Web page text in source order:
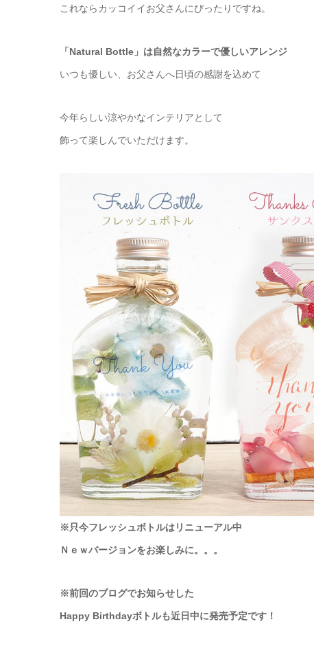
これならカッコイイお父さんにぴったりですね。
「Natural Bottle」は自然なカラーで優しいアレンジ
いつも優しい、お父さんへ日頃の感謝を込めて
今年らしい涼やかなインテリアとして
飾って楽しんでいただけます。
※只今フレッシュボトルはリニューアル中
Ｎｅｗバージョンをお楽しみに。。。
※前回のブログでお知らせした
Happy Birthdayボトルも近日中に発売予定です！